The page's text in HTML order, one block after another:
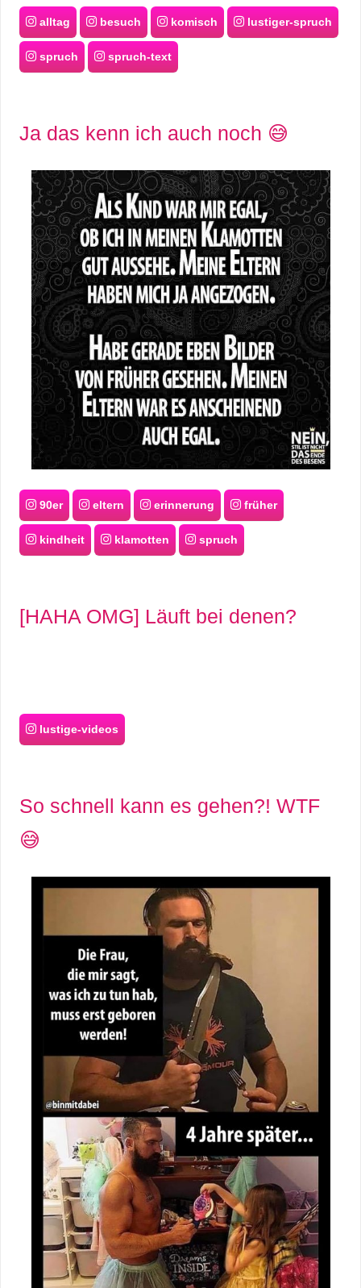
alltag besuch komisch lustiger-spruch
spruch spruch-text
Ja das kenn ich auch noch 😅
90er eltern erinnerung früher
kindheit klamotten spruch
[HAHA OMG] Läuft bei denen?
lustige-videos
So schnell kann es gehen?! WTF
😅